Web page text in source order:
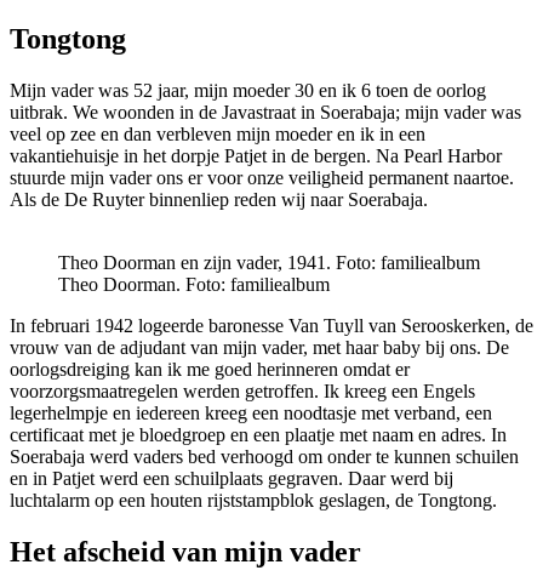
Tongtong
Mijn vader was 52 jaar, mijn moeder 30 en ik 6 toen de oorlog
uitbrak. We woonden in de Javastraat in Soerabaja; mijn vader was
veel op zee en dan verbleven mijn moeder en ik in een
vakantiehuisje in het dorpje Patjet in de bergen. Na Pearl Harbor
stuurde mijn vader ons er voor onze veiligheid permanent naartoe.
Als de De Ruyter binnenliep reden wij naar Soerabaja.
Theo Doorman en zijn vader, 1941. Foto: familiealbum
Theo Doorman. Foto: familiealbum
In februari 1942 logeerde baronesse Van Tuyll van Serooskerken, de
vrouw van de adjudant van mijn vader, met haar baby bij ons. De
oorlogsdreiging kan ik me goed herinneren omdat er
voorzorgsmaatregelen werden getroffen. Ik kreeg een Engels
legerhelmpje en iedereen kreeg een noodtasje met verband, een
certificaat met je bloedgroep en een plaatje met naam en adres. In
Soerabaja werd vaders bed verhoogd om onder te kunnen schuilen
en in Patjet werd een schuilplaats gegraven. Daar werd bij
luchtalarm op een houten rijststampblok geslagen, de Tongtong.
Het afscheid van mijn vader